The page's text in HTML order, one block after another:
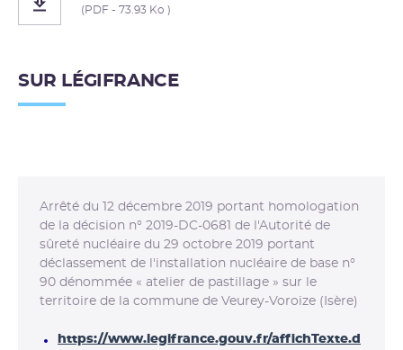
(PDF - 73.93 Ko )
SUR LÉGIFRANCE
Arrêté du 12 décembre 2019 portant homologation
de la décision n° 2019-DC-0681 de l'Autorité de
sûreté nucléaire du 29 octobre 2019 portant
déclassement de l'installation nucléaire de base n°
90 dénommée « atelier de pastillage » sur le
territoire de la commune de Veurey-Voroize (Isère)
https://www.legifrance.gouv.fr/affichTexte.d